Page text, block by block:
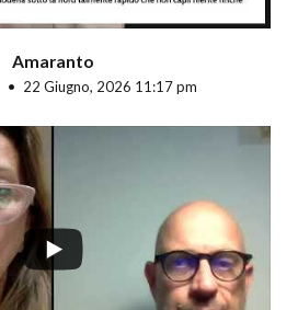
Amaranto
22 Giugno, 2026 11:17 pm